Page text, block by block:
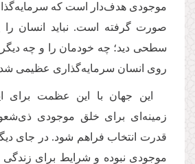
موجودی هدف‌دار است که
صورت گرفته است. نباید انسان
سطحی دید؛ چه خودمان را و چه دیگر
روی انسان سرمایه‌گذاری عظیمی
این جهان با این عظمت برای
زمینه‌ای برای خلق موجودی
قدرت انتخاب فراهم شود. در جای
موجودی نبوده و شرایط برای زندگی